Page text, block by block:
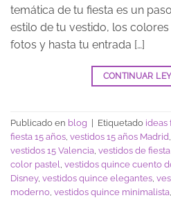
temática de tu fiesta es un
estilo de tu vestido, los
fotos y hasta tu entrada […]
CONTINUAR
Publicado en blog Etiquetado ideas
fiesta 15 años, vestidos 15 años Madrid,
vestidos 15 Valencia, vestidos de
color pastel, vestidos quince cuento
Disney, vestidos quince elegantes,
moderno, vestidos quince minimalista,